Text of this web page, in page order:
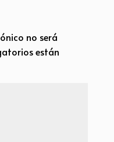
no será
están